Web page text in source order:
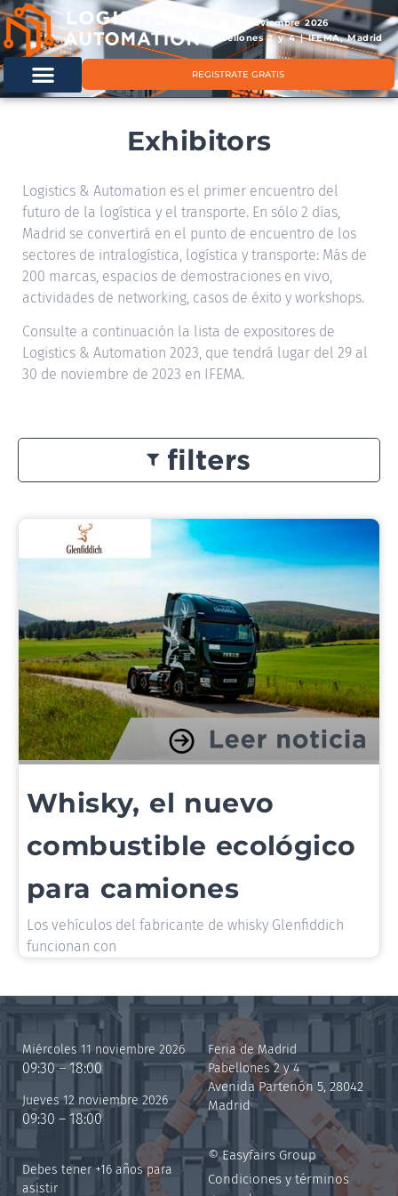
11 & 12 noviembre 2026
Pabellones 2 y 4 | IFEMA, Madrid
REGISTRATE GRATIS
Exhibitors
Logistics & Automation es el primer encuentro del
futuro de la logística y el transporte. En sólo 2 días,
Madrid se convertirá en el punto de encuentro de los
sectores de intralogística, logística y transporte: Más de
200 marcas, espacios de demostraciones en vivo,
actividades de networking, casos de éxito y workshops.
Consulte a continuación la lista de expositores de
Logistics & Automation 2023, que tendrá lugar del 29 al
30 de noviembre de 2023 en IFEMA.
filters
Whisky, el nuevo
combustible ecológico
para camiones
Los vehículos del fabricante de whisky Glenfiddich
funcionan con
Miércoles 11 noviembre 2026
09:30 – 18:00
Jueves 12 noviembre 2026
09:30 – 18:00
Debes tener +16 años para
asistir
Feria de Madrid
Pabellones 2 y 4
Avenida Partenón 5, 28042
Madrid
© Easyfairs Group
Condiciones y términos